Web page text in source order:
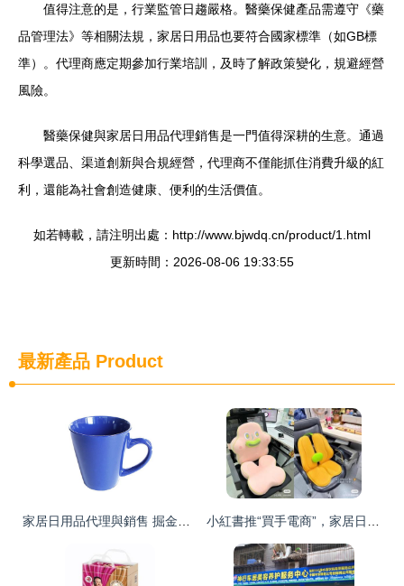
值得注意的是，行業監管日趨嚴格。醫藥保健產品需遵守《藥
品管理法》等相關法規，家居日用品也要符合國家標準（如GB標
準）。代理商應定期參加行業培訓，及時了解政策變化，規避經營
風險。
醫藥保健與家居日用品代理銷售是一門值得深耕的生意。通過
科學選品、渠道創新與合規經營，代理商不僅能抓住消費升級的紅
利，還能為社會創造健康、便利的生活價值。
如若轉載，請注明出處：http://www.bjwdq.cn/product/1.html
更新時間：2026-08-06 19:33:55
最新產品 Product